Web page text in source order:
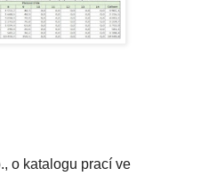
o katalogu prací ve